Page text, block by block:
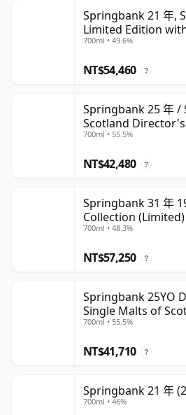
Springbank 21 年,
Limited Edition
Sherry Butt
700ml • 49.6%
NT$54,460 ?
Springbank 25 年 /
Scotland Director's
700ml • 55.5%
NT$42,480 ?
Springbank 31 年
Collection (Limited)
700ml • 48.3%
NT$57,250 ?
Springbank 25YO
Single Malts of
700ml • 55.5%
NT$41,710 ?
Springbank 21 年
700ml • 46%